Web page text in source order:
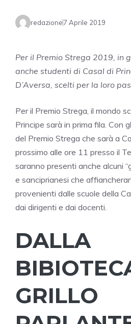
redazione7 Aprile 2019
Per il Premio Strega 2019, in
anche studenti di Casal di
D’Aversa, scelti per la loro
Per il Premio Strega, il mondo
Principe sarà in prima fila. Con
del Premio Strega che sarà a
prossimo alle ore 11 presso il
saranno presenti anche alcuni
e sanciprianesi che
provenienti dalle scuole della
dai dirigenti e dai docenti.
DALLA
GRILLO